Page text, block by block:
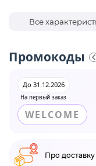
Все
Промокоды
На первый заказ
До 31.12.2026
WELCOME
Про доставку